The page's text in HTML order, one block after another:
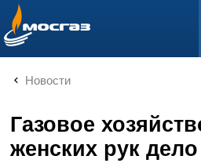
info@mos-gaz.ru
Новости
Газовое
женских рук дело